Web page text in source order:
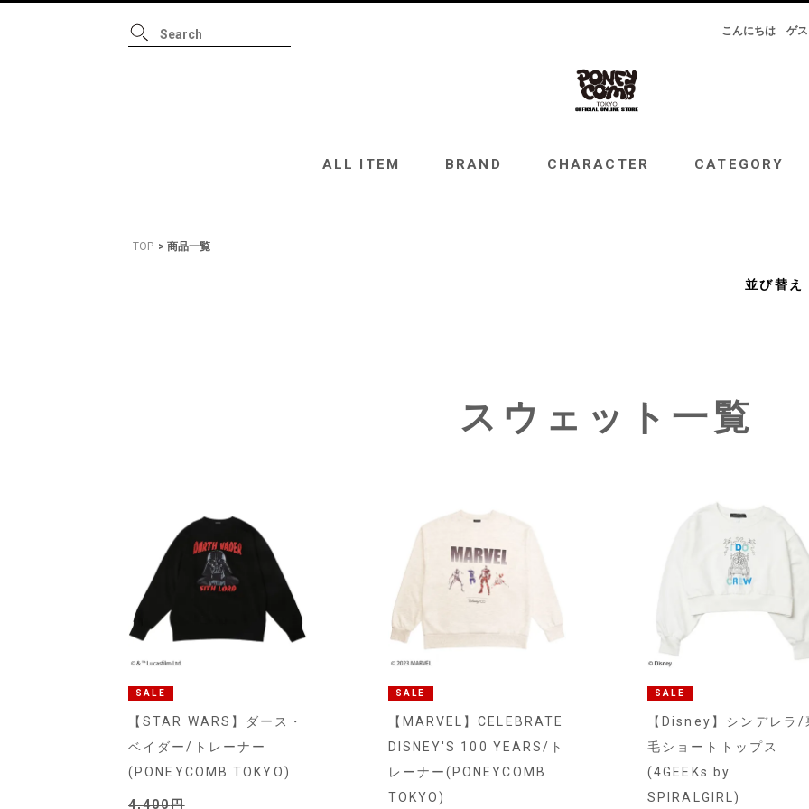
こんにちはゲ
ALL ITEM BRAND CHARACTER CATEGORY
ALL ITEM
TOP 商品一覧
並び替え
スウェット一覧
SALE
【STAR WARS】ダース・
ベイダー/トレーナー
(PONEYCOMB TOKYO)
4,400
SALE
【MARVEL】CELEBRATE
DISNEY'S 100 YEARS/ト
レーナー(PONEYCOMB
TOKYO)
SALE
【Disney】シンデレラ/
毛ショートトップス
(4GEEKs by
SPIRALGIRL)